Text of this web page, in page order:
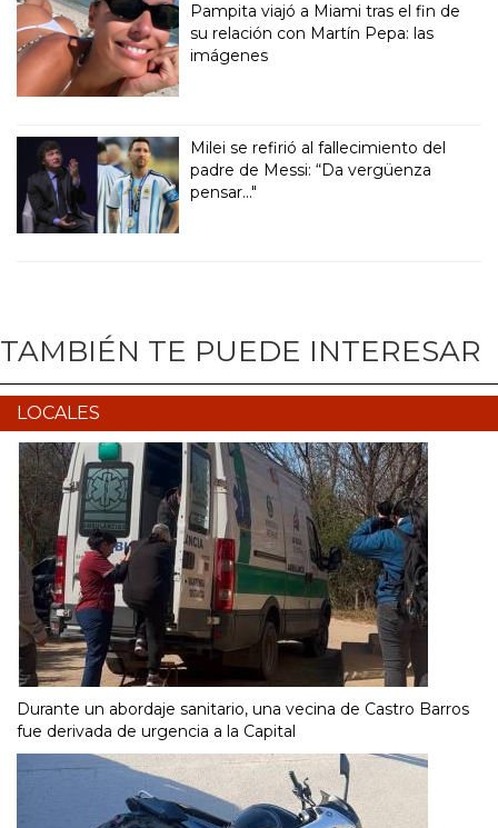
Pampita viajó a Miami tras el fin de
su relación con Martín Pepa: las
imágenes
Milei se refirió al fallecimiento del
padre de Messi: “Da vergüenza
pensar..."
TAMBIÉN TE PUEDE INTERESAR
LOCALES
Durante un abordaje sanitario, una vecina de Castro Barros
fue derivada de urgencia a la Capital